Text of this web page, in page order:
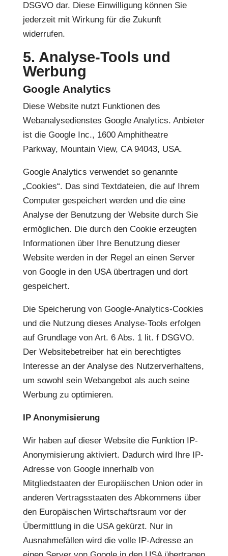
DSGVO dar. Diese Einwilligung können Sie
jederzeit mit Wirkung für die Zukunft
widerrufen.
5. Analyse-Tools und
Werbung
Google Analytics
Diese Website nutzt Funktionen des
Webanalysedienstes Google Analytics. Anbieter
ist die Google Inc., 1600 Amphitheatre
Parkway, Mountain View, CA 94043, USA.
Google Analytics verwendet so genannte
„Cookies“. Das sind Textdateien, die auf Ihrem
Computer gespeichert werden und die eine
Analyse der Benutzung der Website durch Sie
ermöglichen. Die durch den Cookie erzeugten
Informationen über Ihre Benutzung dieser
Website werden in der Regel an einen Server
von Google in den USA übertragen und dort
gespeichert.
Die Speicherung von Google-Analytics-Cookies
und die Nutzung dieses Analyse-Tools erfolgen
auf Grundlage von Art. 6 Abs. 1 lit. f DSGVO.
Der Websitebetreiber hat ein berechtigtes
Interesse an der Analyse des Nutzerverhaltens,
um sowohl sein Webangebot als auch seine
Werbung zu optimieren.
IP Anonymisierung
Wir haben auf dieser Website die Funktion IP-
Anonymisierung aktiviert. Dadurch wird Ihre IP-
Adresse von Google innerhalb von
Mitgliedstaaten der Europäischen Union oder in
anderen Vertragsstaaten des Abkommens über
den Europäischen Wirtschaftsraum vor der
Übermittlung in die USA gekürzt. Nur in
Ausnahmefällen wird die volle IP-Adresse an